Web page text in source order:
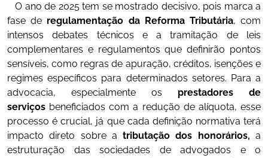
O ano de 2025 tem se mostrado decisivo, pois marca a
fase de regulamentação da Reforma Tributária, com
intensos debates técnicos e a tramitação de leis
complementares e regulamentos que definirão pontos
sensíveis, como regras de apuração, créditos, isenções e
regimes específicos para determinados setores. Para a
advocacia, especialmente os prestadores de
serviços beneficiados com a redução de alíquota, esse
processo é crucial, já que cada definição normativa terá
impacto direto sobre atributação dos honorários, a
estruturação das sociedades de advogados e o